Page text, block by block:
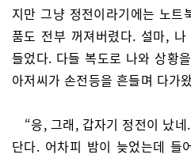
지만 그냥 정전이라기에는 노트
품도 전부 꺼져버렸다. 설마,
들었다. 다들 복도로 나와 상황
아저씨가 손전등을 흔들며 다가
“응, 그래, 갑자기 정전이 났
단다. 어차피 밤이 늦었는데